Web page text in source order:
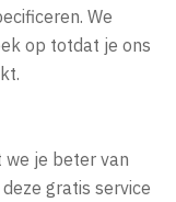
We
op totdat je ons
je beter van
gratis service